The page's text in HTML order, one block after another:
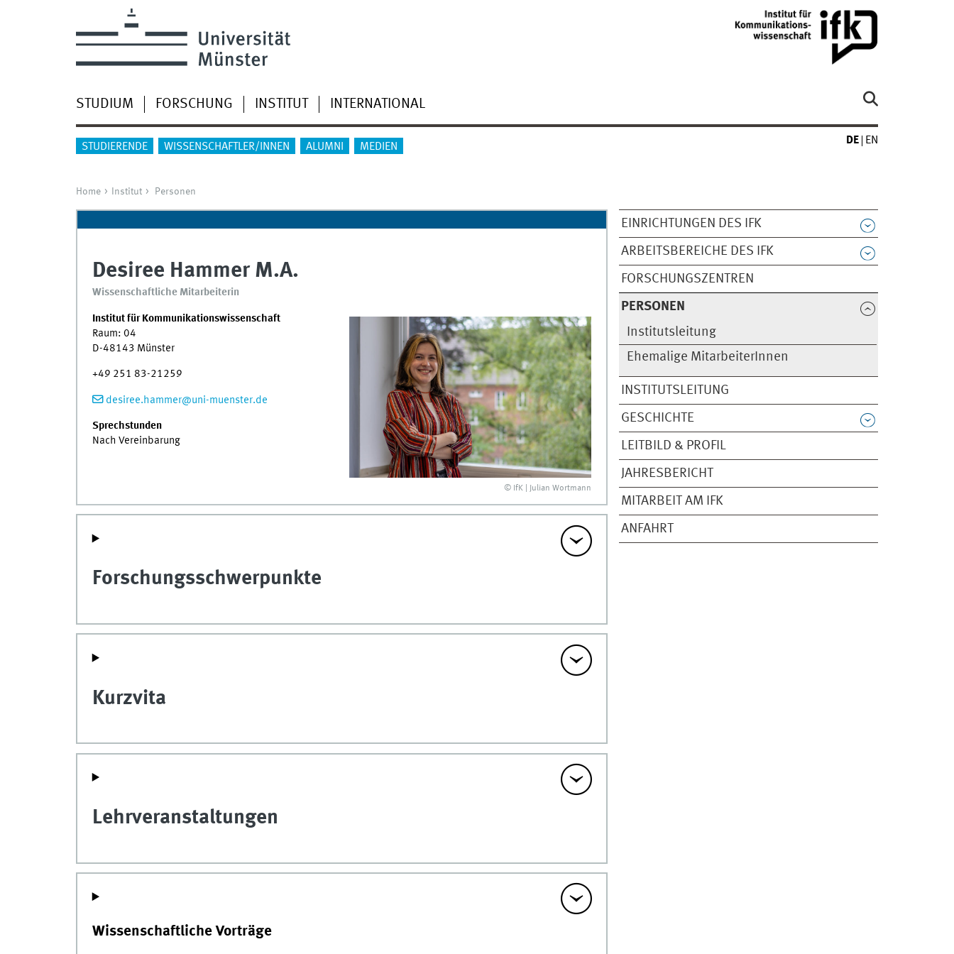
STUDIUM FORSCHUNG INSTITUT INTERNATIONAL
STUDIERENDE WISSENSCHAFTLER/INNEN ALUMNI MEDIEN
DE EN
Home Institut Personen
EINRICHTUNGEN DES IFK
ARBEITSBEREICHE DES IFK
FORSCHUNGSZENTREN
PERSONEN
Institutsleitung
Ehemalige MitarbeiterInnen
INSTITUTSLEITUNG
GESCHICHTE
LEITBILD & PROFIL
JAHRESBERICHT
MITARBEIT AM IFK
ANFAHRT
Desiree Hammer M.A.
Wissenschaftliche Mitarbeiterin
© IfK | Julian Wortmann
Institut für Kommunikationswissenschaft
Raum: 04
D-48143 Münster
+49 251 83-21259
desiree.hammer@uni-muenster.de
Sprechstunden
Nach Vereinbarung
Forschungsschwerpunkte
Kurzvita
Lehrveranstaltungen
Wissenschaftliche Vorträge